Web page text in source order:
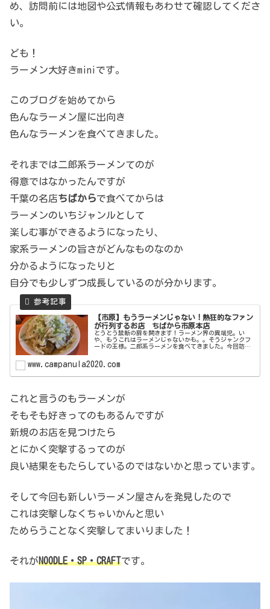
め、訪問前には地図や公式情報もあわせて確認してくださ
い。
ども！
ラーメン大好きminiです。
このブログを始めてから
色んなラーメン屋に出向き
色んなラーメンを食べてきました。
それまでは二郎系ラーメンてのが
得意ではなかったんですが
千葉の名店ちばからで食べてからは
ラーメンのいちジャンルとして
楽しむ事ができるようになったり、
家系ラーメンの旨さがどんなものなのか
分かるようになったりと
自分でも少しずつ成長しているのが分かります。
【市原】もうラーメンじゃない！熱狂的なファン
が行列するお店 ちばから市原本店
とうとう禁断の扉を開きます！ラーメン界の異端児。い
や、もうこれはラーメンじゃないかも。。そうジャンクフ
ードの王様。二郎系ラーメンを食べてきました。今回訪問
www.campanula2020.com
これと言うのもラーメンが
そもそも好きってのもあるんですが
新規のお店を見つけたら
とにかく突撃するってのが
良い結果をもたらしているのではないかと思っています。
そして今回も新しいラーメン屋さんを発見したので
これは突撃しなくちゃいかんと思い
ためらうことなく突撃してまいりました！
それがNOODLE・SP・CRAFTです。